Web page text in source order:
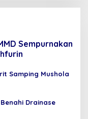
Sempurnakan
Samping Mushola
Drainase